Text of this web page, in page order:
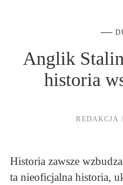
Anglik
historia
REDAKCJA
Historia zawsze
ta nieoficjalna historia,